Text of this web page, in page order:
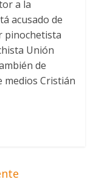
a la
acusado de
pinochetista
Unión
de
medios Cristián